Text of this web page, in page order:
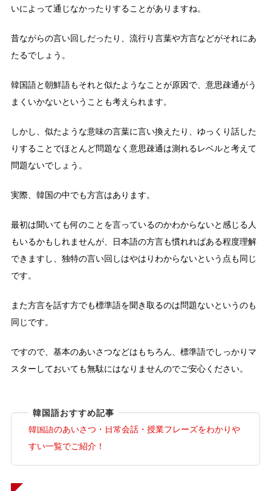
いによって通じなかったりすることがありますね。
昔ながらの言い回しだったり、流行り言葉や方言などがそれにあ
たるでしょう。
韓国語と朝鮮語もそれと似たようなことが原因で、意思疎通がう
まくいかないということも考えられます。
しかし、似たような意味の言葉に言い換えたり、ゆっくり話した
りすることでほとんど問題なく意思疎通は測れるレベルと考えて
問題ないでしょう。
実際、韓国の中でも方言はあります。
最初は聞いても何のことを言っているのかわからないと感じる人
もいるかもしれませんが、日本語の方言も慣れればある程度理解
できますし、独特の言い回しはやはりわからないという点も同じ
です。
また方言を話す方でも標準語を聞き取るのは問題ないというのも
同じです。
ですので、基本のあいさつなどはもちろん、標準語でしっかりマ
スターしておいても無駄にはなりませんのでご安心ください。
韓国語おすすめ記事
韓国語のあいさつ・日常会話・授業フレーズをわかりや
すい一覧でご紹介！